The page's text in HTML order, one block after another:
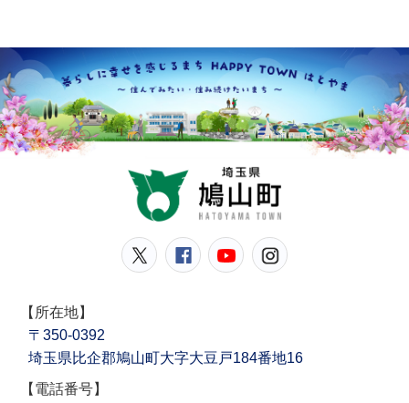
鳩山町公式Twitter
鳩山町公式Facebook
鳩山町公式
【所在地】
〒350-0392
埼玉県比企郡鳩山町大字大豆戸184番地16
【電話番号】